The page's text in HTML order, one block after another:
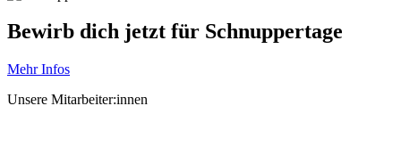
Bewirb dich jetzt für Schnuppertage
Mehr Infos
Unsere Mitarbeiter:innen